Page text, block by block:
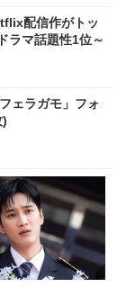
配信作がトッ
ラマ話題性1位～
ェラガモ」フォ
)